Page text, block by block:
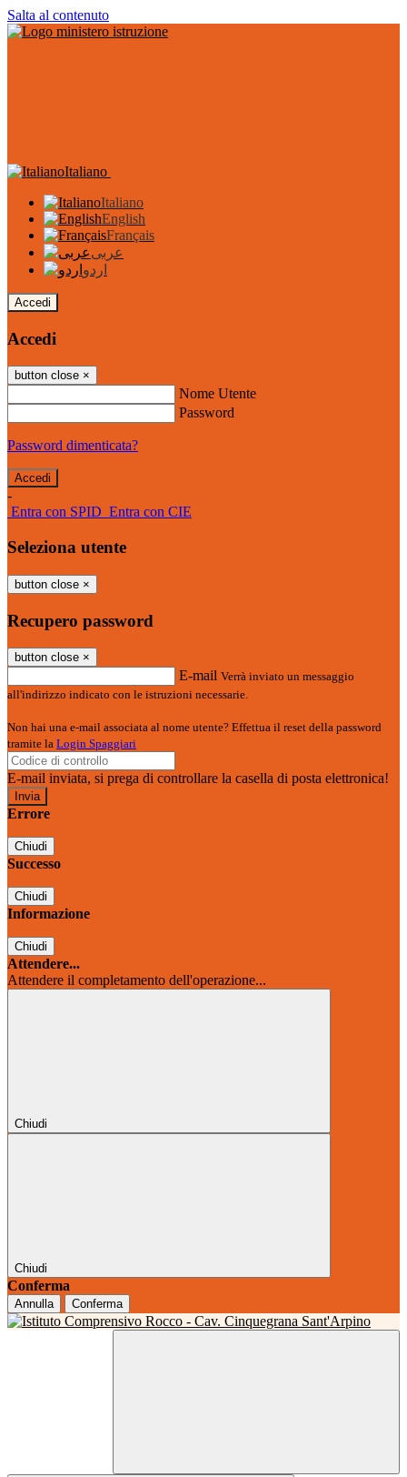
Salta al contenuto
Italiano
Italiano
English
Français
عربى
اردو
Accedi
Accedi
button close ×
Nome Utente
Password
Password dimenticata?
-
Entra con SPID Entra con CIE
Seleziona utente
button close ×
Recupero password
button close ×
E-mail Verrà inviato un messaggio
all'indirizzo indicato con le istruzioni necessarie.
Non hai una e-mail associata al nome utente? Effettua il reset della password
tramite la Login Spaggiari
E-mail inviata, si prega di controllare la casella di posta elettronica!
Errore
Chiudi
Successo
Chiudi
Informazione
Chiudi
Attendere...
Attendere il completamento dell'operazione...
Chiudi
Chiudi
Conferma
Annulla Conferma